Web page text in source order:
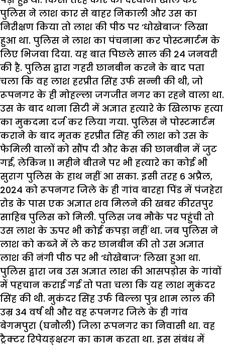
पुलिस ने लाश कार से बाहर निकाली और उस का
निरीक्षण किया तो लाश की पीठ पर ‘धोखेबाज’ लिखा
हुआ था. पुलिस ने लाश का पंचनामा कर पोस्टमार्टम के
लिए भिजवा दिया. यह बात पिछले साल की 24 जनवरी
की है. पुलिस द्वारा गहरी छानबीन करने के बाद पता
चला कि वह लाश हरप्रीत सिंह उर्फ सन्नी की थी, जो
रूपनगर के ही मोहल्ला जगजीत नगर का रहने वाला था.
उस के बाद थाना सिटी में अज्ञात हत्यारे के खिलाफ हत्या
का मुकदमा दर्ज कर लिया गया. पुलिस ने पोस्टमार्टम
कराने के बाद मृतक हरप्रीत सिंह की लाश को उस के
फेमिली वालों को सौंप दी और केस की छानबीन में जुट
गई, लेकिन 11 महीने बीतने पर भी हत्यारे का कोई भी
सुराग पुलिस के हाथ नहीं आ सका. इसी तरह 6 अप्रैल,
2024 को रूपनगर जिले के ही गांव बारहा पिंड में पंजहेरा
रोड के पास एक अज्ञात शव मिलने की खबर कीरतपुर
साहिब पुलिस को मिली. पुलिस जब मौके पर पहुंची तो
उस लाश के ऊपर भी कोई कपड़ा नहीं था. जब पुलिस ने
लाश को कब्जे में ले कर छानबीन की तो उस अज्ञात
लाश की नंगी पीठ पर भी ‘धोखेबाज’ लिखा हुआ था.
पुलिस द्वारा जब उस अज्ञात लाश की आसपड़ोस के गांवों
में पहचान कराई गई तो पता चला कि यह लाश मुकंदर
सिंह की थी. मुकंदर सिंह उर्फ बिल्ला पुत्र शाम लाल की
उम्र 34 वर्ष थी और वह रूपनगर जिले के ही गांव
बेगमपुरा (घनौली) जिला रूपनगर का निवासी था. वह
ट्रैक्टर रिपेयङ्क्षरग का काम करता था. इस संबंध में